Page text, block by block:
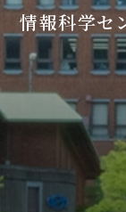
情報科学セ